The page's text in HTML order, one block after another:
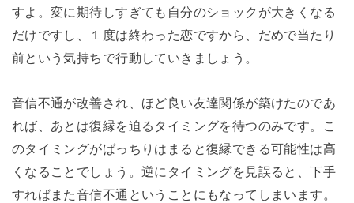
すよ。変に期待しすぎても自分のショックが大きくなる
だけですし、１度は終わった恋ですから、だめで当たり
前という気持ちで行動していきましょう。
音信不通が改善され、ほど良い友達関係が築けたのであ
れば、あとは復縁を迫るタイミングを待つのみです。こ
のタイミングがばっちりはまると復縁できる可能性は高
くなることでしょう。逆にタイミングを見誤ると、下手
すればまた音信不通ということにもなってしまいます。